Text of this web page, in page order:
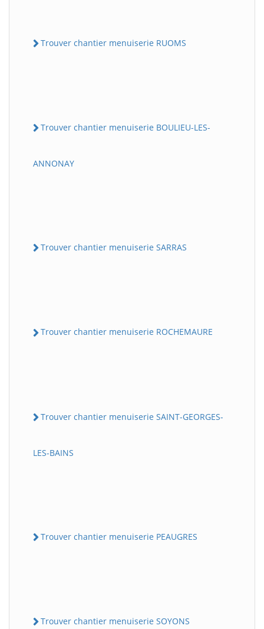
Trouver chantier menuiserie RUOMS
Trouver chantier menuiserie BOULIEU-LES-
ANNONAY
Trouver chantier menuiserie SARRAS
Trouver chantier menuiserie ROCHEMAURE
Trouver chantier menuiserie SAINT-GEORGES-
LES-BAINS
Trouver chantier menuiserie PEAUGRES
Trouver chantier menuiserie SOYONS